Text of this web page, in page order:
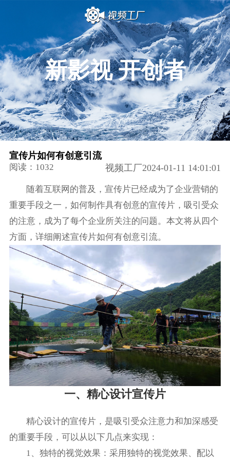
新影视 开创者
宣传片如何有创意引流
阅读：1032 视频工厂2024-01-11 14:01:01
随着互联网的普及，宣传片已经成为了企业营销的
重要手段之一，如何制作具有创意的宣传片，吸引受众
的注意，成为了每个企业所关注的问题。本文将从四个
方面，详细阐述宣传片如何有创意引流。
一、精心设计宣传片
精心设计的宣传片，是吸引受众注意力和加深感受
的重要手段，可以从以下几点来实现：
1、独特的视觉效果：采用独特的视觉效果、配以